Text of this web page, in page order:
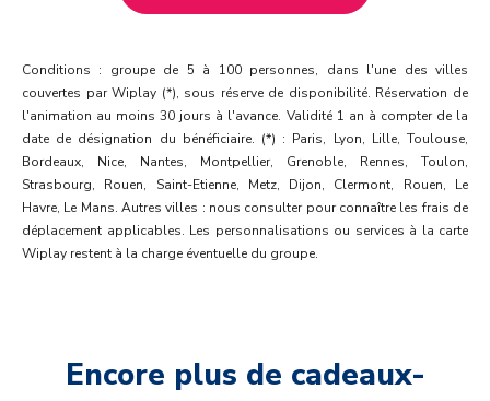
Conditions : groupe de 5 à 100 personnes, dans l'une des villes
couvertes par Wiplay (*), sous réserve de disponibilité. Réservation de
l'animation au moins 30 jours à l'avance. Validité 1 an à compter de la
date de désignation du bénéficiaire. (*) : Paris, Lyon, Lille, Toulouse,
Bordeaux, Nice, Nantes, Montpellier, Grenoble, Rennes, Toulon,
Strasbourg, Rouen, Saint-Etienne, Metz, Dijon, Clermont, Rouen, Le
Havre, Le Mans. Autres villes : nous consulter pour connaître les frais de
déplacement applicables. Les personnalisations ou services à la carte
Wiplay restent à la charge éventuelle du groupe.
Encore plus de cadeaux-